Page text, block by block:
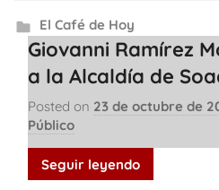
El Café de Hoy
Giovanni Ramírez
a la Alcaldía de
Posted on 23 de octubre de
Público
Seguir leyendo